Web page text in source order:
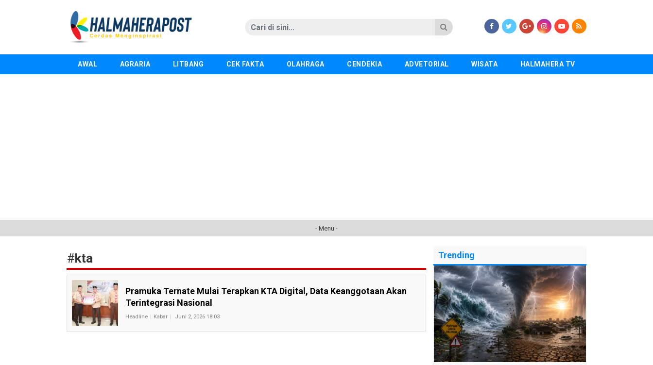
AWAL AGRARIA LITBANG CEK FAKTA OLAHRAGA CENDEKIA ADVETORIAL WISATA HALMAHERA TV
- Menu -
#kta
Pramuka Ternate Mulai Terapkan KTA Digital, Data Keanggotaan Akan
Terintegrasi Nasional
Headline Kabar Juni 2, 2026 18:03
Trending